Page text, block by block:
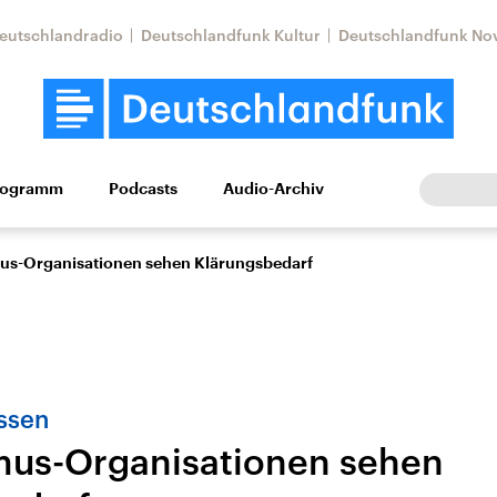
Deutschlandfunk Kultur Deutschlandfunk
Wissen Kultur Europa
Nahostkonflikt
Iran
Podcasts Audio-Archiv
Organisationen sehen Klärungsbedarf
Organisationen sehen